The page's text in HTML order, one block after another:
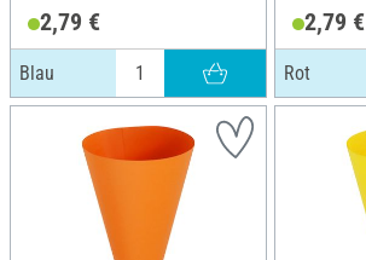
2,79 €
Blau
2,79 €
Rot